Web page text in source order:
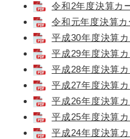
令和2年度決算カ
令和元年度決算
平成30年度決算
平成29年度決算
平成28年度決算
平成27年度決算
平成26年度決算
平成25年度決算
平成24年度決算